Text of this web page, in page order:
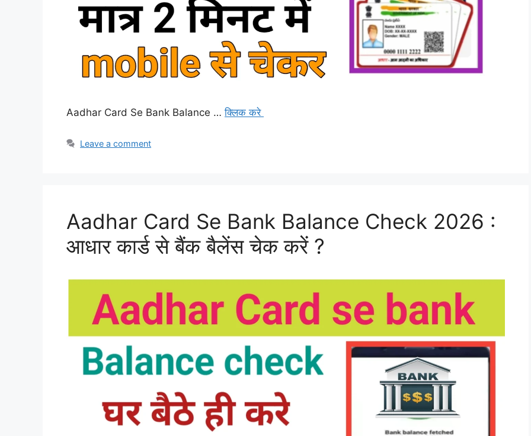
Aadhar Card Se Bank Balance …क्लिक करे
Leave a comment
Aadhar Card Se Bank Balance Check 2026 :
आधार कार्ड से बैंक बैलेंस चेक करें ?